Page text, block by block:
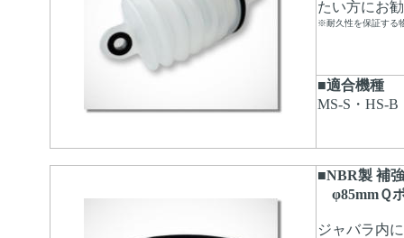
たい方にお
※耐久性を保証する
■適合機種
MS-S・HS-B
■NBR製 補
φ85mmＱ
ジャバラ内